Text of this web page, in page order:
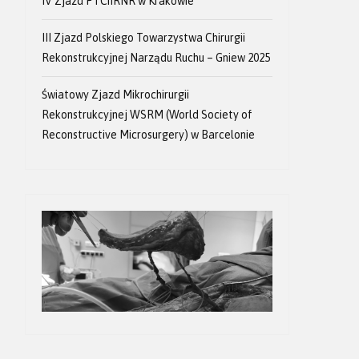
III Zjazd Polskiego Towarzystwa Chirurgii
Rekonstrukcyjnej Narządu Ruchu – Gniew 2025
Światowy Zjazd Mikrochirurgii
Rekonstrukcyjnej WSRM (World Society of
Reconstructive Microsurgery) w Barcelonie